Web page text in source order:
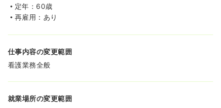
定年：60歳
再雇用：あり
仕事内容の変更範囲
看護業務全般
就業場所の変更範囲